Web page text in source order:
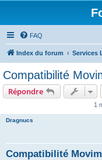
FAQ
Index du forum Services
Compatibilité
Répondre
1
Dragnucs
Compatibilité Movim